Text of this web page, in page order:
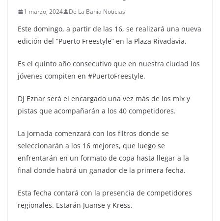
1 marzo, 2024 De La Bahía Noticias
Este domingo, a partir de las 16, se realizará una nueva
edición del “Puerto Freestyle” en la Plaza Rivadavia.
Es el quinto año consecutivo que en nuestra ciudad los
jóvenes compiten en #PuertoFreestyle.
Dj Eznar será el encargado una vez más de los mix y
pistas que acompañarán a los 40 competidores.
La jornada comenzará con los filtros donde se
seleccionarán a los 16 mejores, que luego se
enfrentarán en un formato de copa hasta llegar a la
final donde habrá un ganador de la primera fecha.
Esta fecha contará con la presencia de competidores
regionales. Estarán Juanse y Kress.